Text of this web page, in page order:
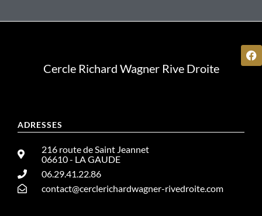
ADRESSES
216 route de Saint Jeannet
06610 - LA GAUDE
06.29.41.22.86
contact@cerclerichardwagner-rivedroite.com
Cercle Richard Wagner Rive Droite